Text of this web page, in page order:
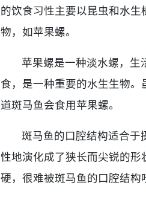
的饮食习性主要以昆虫和水
物，如苹果螺。
苹果螺是一种淡水螺，生
食，是一种重要的水生生物
道斑马鱼会食用苹果螺。
斑马鱼的口腔结构适合于
性地演化成了狭长而尖锐的
硬，很难被斑马鱼的口腔结构